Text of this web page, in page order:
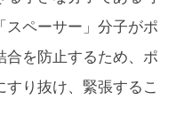
スペーサー」分子がポ
合を防止するため、ポ
すり抜け、緊張するこ